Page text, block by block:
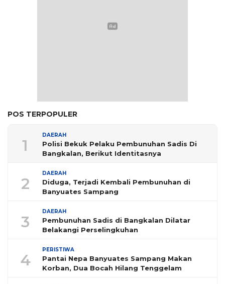
POS TERPOPULER
1
DAERAH
Polisi Bekuk Pelaku Pembunuhan Sadis Di
Bangkalan, Berikut Identitasnya
2
DAERAH
Diduga, Terjadi Kembali Pembunuhan di
Banyuates Sampang
3
DAERAH
Pembunuhan Sadis di Bangkalan Dilatar
Belakangi Perselingkuhan
4
PERISTIWA
Pantai Nepa Banyuates Sampang Makan
Korban, Dua Bocah Hilang Tenggelam